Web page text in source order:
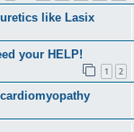
like Lasix
your HELP!
1 2